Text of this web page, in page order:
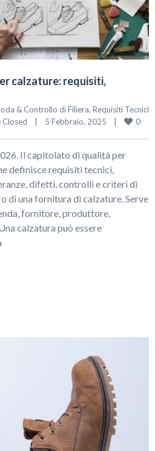
calzature: requisiti,
& Controllo di Filiera, Requisiti Tecnici
Closed 5 Febbraio, 2025 0
Il capitolato di qualità per
definisce requisiti tecnici,
difetti, controlli e criteri di
di una fornitura di calzature. Serve
fornitore, produttore,
calzatura può essere